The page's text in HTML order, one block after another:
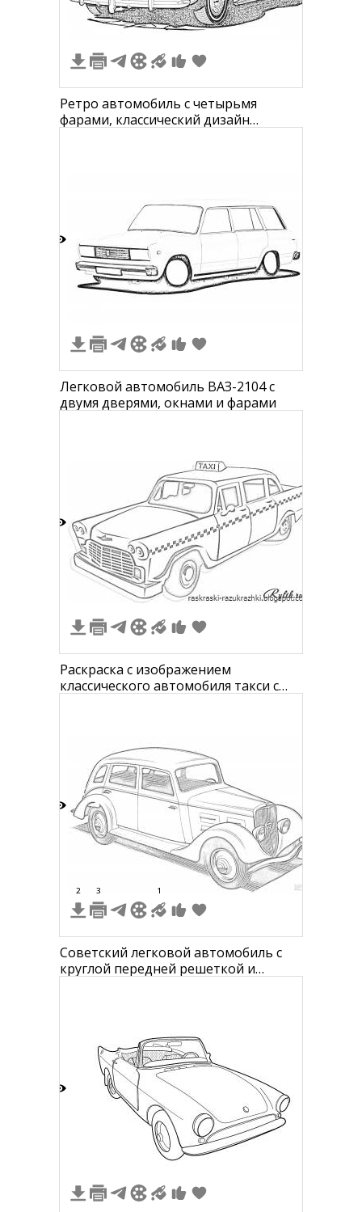
Ретро автомобиль с четырьмя
фарами, классический дизайн
Легковой автомобиль ВАЗ-2104 с
двумя дверями, окнами и фарами
Раскраска с изображением
классического автомобиля такси с
2 3 1
Советский легковой автомобиль с
круглой передней решеткой и